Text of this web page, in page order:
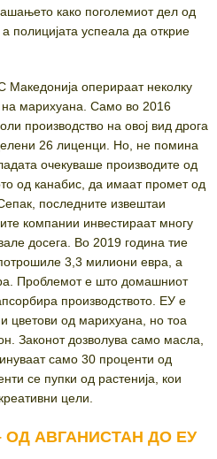
како поголемиот дел од
полицијата успеала да открие
Македонија оперираат неколку
марихуана. Само во 2016
производство на овој вид дрога
26 лиценци. Но, не помина
очекуваше производите од
од канабис, да имаат промет од
последните извештаи
компании инвестираат многу
досега. Во 2019 година тие
3,3 милиони евра, а
Проблемот е што домашниот
производството. ЕУ е
цветови од марихуана, но тоа
Законот дозволува само масла,
само 30 проценти од
се пупки од растенија, кои
цели.
ОД АВГАНИСТАН ДО ЕУ